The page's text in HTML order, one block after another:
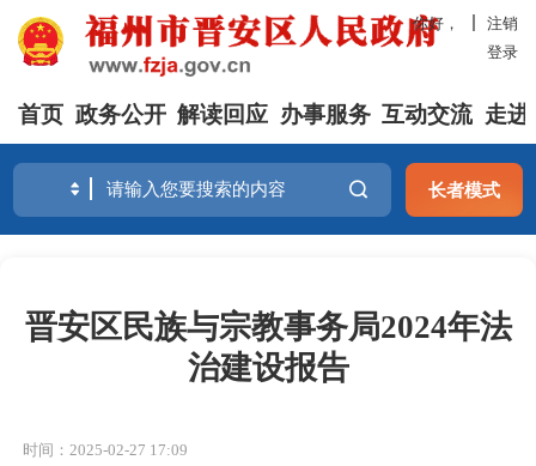
你好，
注销
登录
首页 政务公开 解读回应 办事服务 互动交流 走进
长者模式
晋安区民族与宗教事务局2024年法
治建设报告
时间：2025-02-27 17:09